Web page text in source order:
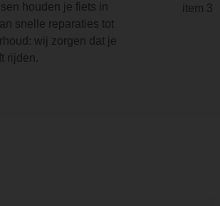
houden je fiets in
snelle reparaties tot
wij zorgen dat je
rijden.